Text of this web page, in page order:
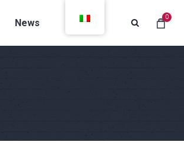
0
News Contatti